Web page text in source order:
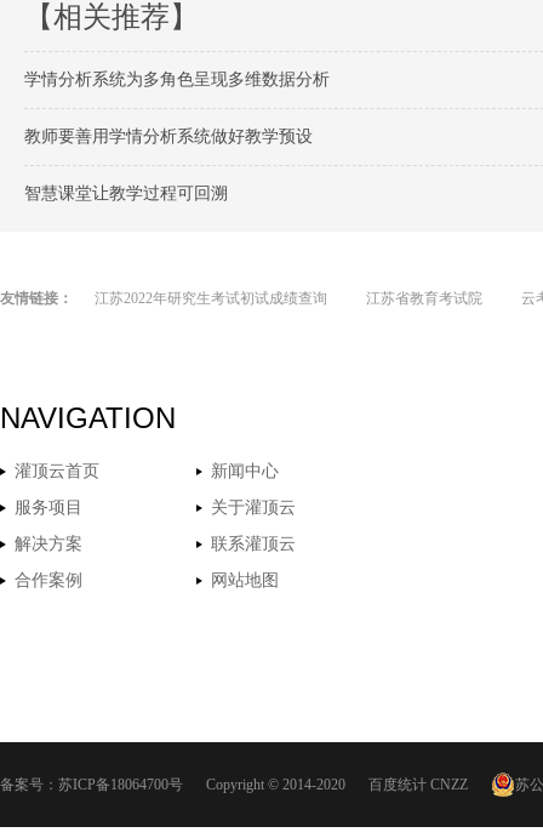
【相关推荐】
学情分析系统为多角色呈现多维数据分析
教师要善用学情分析系统做好教学预设
智慧课堂让教学过程可回溯
友情链接： 江苏2022年研究生考试初试成绩查询 江苏省教育考试院 云
NAVIGATION
灌顶云首页
新闻中心
服务项目
关于灌顶云
解决方案
联系灌顶云
合作案例
网站地图
备案号： 苏ICP备18064700号 Copyright © 2014-2020 百度统计 CNZZ 苏